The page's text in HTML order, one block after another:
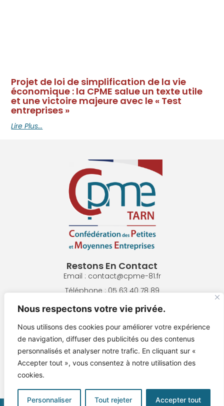
Nous respectons votre vie privée.
Nous utilisons des cookies pour améliorer votre expérience
de navigation, diffuser des publicités ou des contenus
personnalisés et analyser notre trafic. En cliquant sur «
Accepter tout », vous consentez à notre utilisation des
cookies.
Personnaliser Tout rejeter Accepter tout
Projet de loi de simplification de la vie
économique : la CPME salue un texte utile
et une victoire majeure avec le « Test
entreprises »
Lire Plus...
Restons En Contact
Email : contact@cpme-81.fr
Téléphone : 05 63 40 78 89
Adresse : 8 Pl. de la République, 81300 Graulhet
NOUS ÉCRIRE
NOUS REJOINDRE !